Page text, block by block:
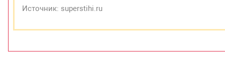
Источник: superstihi.ru